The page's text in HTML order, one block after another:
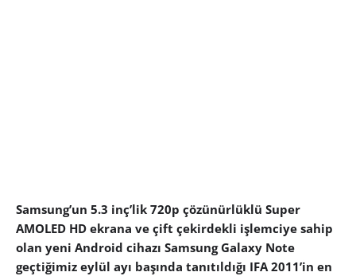
Samsung’un 5.3 inç’lik 720p çözünürlüklü Super
AMOLED HD ekrana ve çift çekirdekli işlemciye sahip
olan yeni Android cihazı Samsung Galaxy Note
geçtiğimiz eylül ayı başında tanıtıldığı IFA 2011’in en